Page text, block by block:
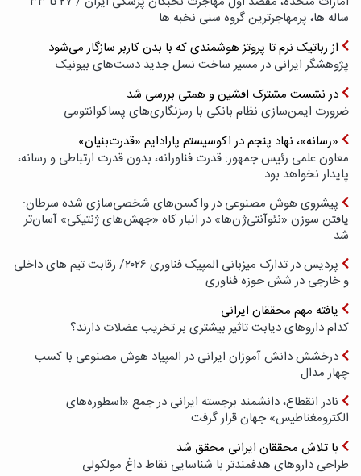
ساله ها، پرمهاجرترین گروه سنی نخبه ها
از رباتیک نرم تا پروتز هوشمندی که با بدن کاربر سازگار می‌شود
پژوهشگر ایرانی در مسیر ساخت نسل جدید دست‌های بیونیک
در نشست مشترک افشین و همتی بررسی شد
ضرورت ایمن‌سازی نظام بانکی با رمزنگاری‌های پسا‌کوانتومی
«رسانه»، نهاد پنجم در اکوسیستم پارادایم «قدرت‌بنیان»
معاون علمی رئیس جمهور: قدرت فناورانه، بدون قدرت ارتباطی و رسانه،
پایدار نخواهد بود
پیشروی هوش مصنوعی در واکسن‌های شخصی‌سازی شده سرطان:
یافتن سوزن «نئوآنتی‌ژن‌ها» در انبار کاه «جهش‌های ژنتیکی» آسان‌تر
شد
پردیس در تدارک میزبانی المپیک فناوری ۲۰۲۶/ رقابت تیم های داخلی
و خارجی در شش حوزه فناوری
یافته مهم محققان ایرانی
کدام داروهای دیابت تاثیر بیشتری بر تخریب عضلات دارند؟
درخشش دانش آموزان ایرانی در المپیاد هوش مصنوعی با کسب
چهار مدال
نادر انقطاع، دانشمند برجسته ایرانی در جمع «اسطوره‌های
الکترومغناطیس» جهان قرار گرفت
با تلاش محققان ایرانی محقق شد
طراحی داروهای هدفمندتر با شناسایی نقاط داغ مولکولی